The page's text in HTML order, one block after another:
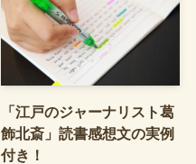
「江戸のジャーナリスト葛
飾北斎」読書感想文の実例
付き！